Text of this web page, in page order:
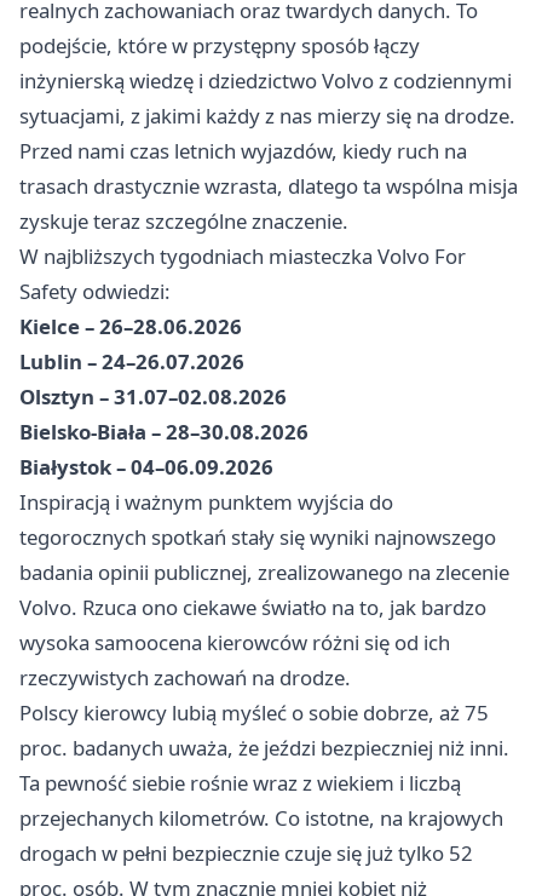
realnych zachowaniach oraz twardych danych. To
podejście, które w przystępny sposób łączy
inżynierską wiedzę i dziedzictwo Volvo z codziennymi
sytuacjami, z jakimi każdy z nas mierzy się na drodze.
Przed nami czas letnich wyjazdów, kiedy ruch na
trasach drastycznie wzrasta, dlatego ta wspólna misja
zyskuje teraz szczególne znaczenie.
W najbliższych tygodniach miasteczka Volvo For
Safety odwiedzi:
Kielce – 26–28.06.2026
Lublin – 24–26.07.2026
Olsztyn – 31.07–02.08.2026
Bielsko-Biała – 28–30.08.2026
Białystok – 04–06.09.2026
Inspiracją i ważnym punktem wyjścia do
tegorocznych spotkań stały się wyniki najnowszego
badania opinii publicznej, zrealizowanego na zlecenie
Volvo. Rzuca ono ciekawe światło na to, jak bardzo
wysoka samoocena kierowców różni się od ich
rzeczywistych zachowań na drodze.
Polscy kierowcy lubią myśleć o sobie dobrze, aż 75
proc. badanych uważa, że jeździ bezpieczniej niż inni.
Ta pewność siebie rośnie wraz z wiekiem i liczbą
przejechanych kilometrów. Co istotne, na krajowych
drogach w pełni bezpiecznie czuje się już tylko 52
proc. osób. W tym znacznie mniej kobiet niż